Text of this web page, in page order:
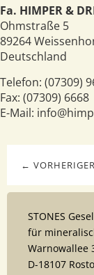
Fa. HIMPER &
Ohmstraße 5
89264
Deutschland
Telefon: (07309)
Fax: (07309) 6668
E-Mail:
←
STONES
für
Warnowallee
D-18107